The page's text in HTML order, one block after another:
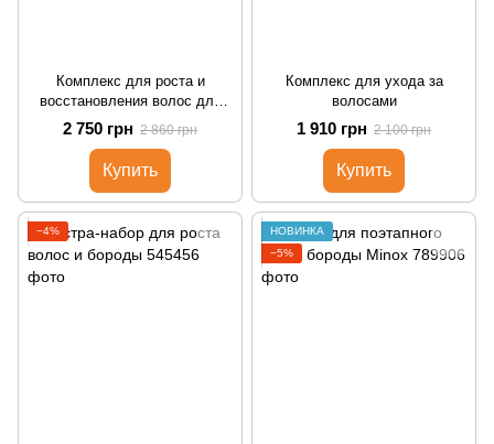
Комплекс для роста и
восстановления волос для
2 750 грн 2 860 грн
Купить
Комплекс для ухода за
волосами
1 910 грн 2 100 грн
Купить
−4%
НОВИНКА
−5%